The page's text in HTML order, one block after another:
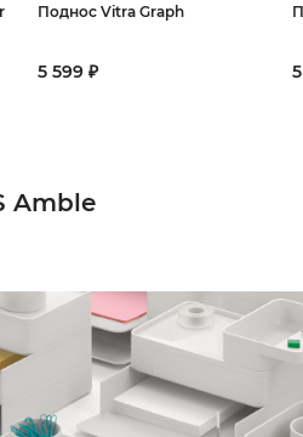
Поднос Vitra Graph
5 599 ₽
Amble